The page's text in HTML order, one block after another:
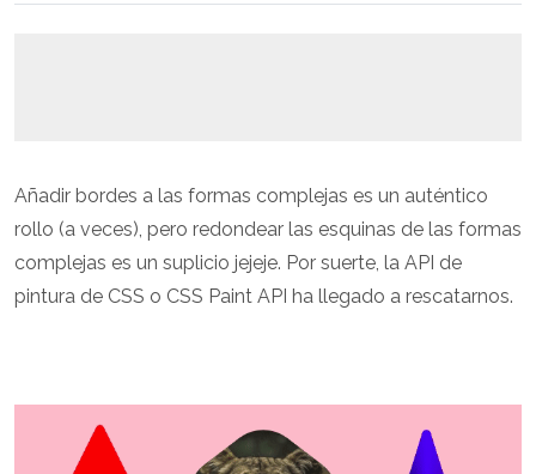
Añadir bordes a las formas complejas es un auténtico
rollo (a veces), pero redondear las esquinas de las formas
complejas es un suplicio jejeje. Por suerte, la API de
pintura de CSS o CSS Paint API ha llegado a rescatarnos.